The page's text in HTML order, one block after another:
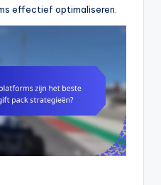
effectief optimaliseren.